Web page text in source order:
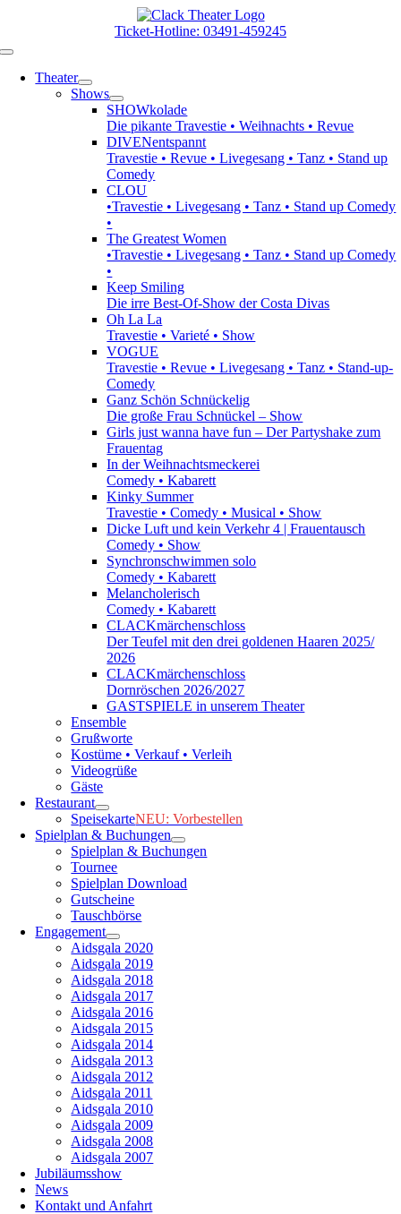
springen
Ticket-Hotline: 03491-459245
Toggle
NavigationTheater
Shows
SHOWkolade
Die pikante Travestie • Weihnachts • Revue
DIVENentspannt
Travestie • Revue • Livegesang • Tanz • Stand up
Comedy
CLOU
•Travestie • Livegesang • Tanz • Stand up Comedy
•
The Greatest Women
•Travestie • Livegesang • Tanz • Stand up Comedy
•
Keep Smiling
Die irre Best-Of-Show der Costa Divas
Oh La La
Travestie • Varieté • Show
VOGUE
Travestie • Revue • Livegesang • Tanz • Stand-up-
Comedy
Ganz Schön Schnückelig
Die große Frau Schnückel – Show
Girls just wanna have fun – Der Partyshake zum
Frauentag
In der Weihnachtsmeckerei
Comedy • Kabarett
Kinky Summer
Travestie • Comedy • Musical • Show
Dicke Luft und kein Verkehr 4 | Frauentausch
Comedy • Show
Synchronschwimmen solo
Comedy • Kabarett
Melancholerisch
Comedy • Kabarett
CLACKmärchenschloss
Der Teufel mit den drei goldenen Haaren 2025/
2026
CLACKmärchenschloss
Dornröschen 2026/2027
GASTSPIELE in unserem Theater
Ensemble
Grußworte
Kostüme • Verkauf • Verleih
Videogrüße
Gäste
Restaurant
SpeisekarteNEU: Vorbestellen
Spielplan & Buchungen
Spielplan & Buchungen
Tournee
Spielplan Download
Gutscheine
Tauschbörse
Engagement
Aidsgala 2020
Aidsgala 2019
Aidsgala 2018
Aidsgala 2017
Aidsgala 2016
Aidsgala 2015
Aidsgala 2014
Aidsgala 2013
Aidsgala 2012
Aidsgala 2011
Aidsgala 2010
Aidsgala 2009
Aidsgala 2008
Aidsgala 2007
Jubiläumsshow
News
Kontakt und Anfahrt